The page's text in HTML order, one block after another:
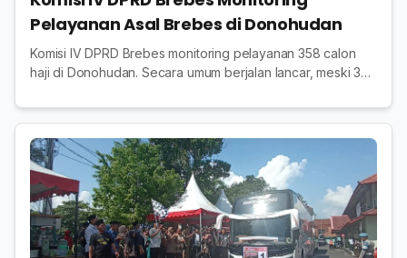
Pelayanan Asal Brebes di Donohudan
Komisi IV DPRD Brebes monitoring pelayanan 358 calon
haji di Donohudan. Secara umum berjalan lancar, meski 3